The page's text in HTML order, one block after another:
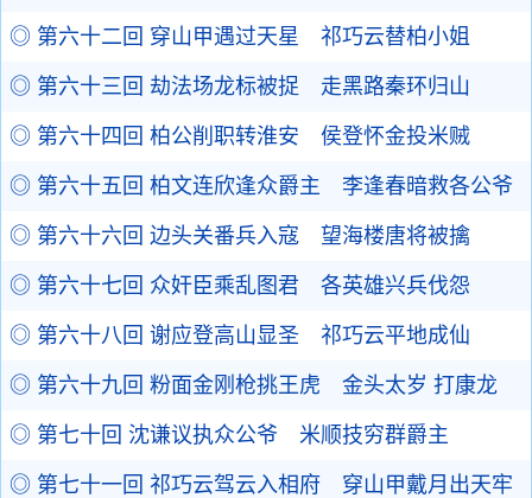
◎ 第六十二回 穿山甲遇过天星 祁巧云替柏小姐
◎ 第六十三回 劫法场龙标被捉 走黑路秦环归山
◎ 第六十四回 柏公削职转淮安 侯登怀金投米贼
◎ 第六十五回 柏文连欣逢众爵主 李逢春暗救各公爷
◎ 第六十六回 边头关番兵入寇 望海楼唐将被擒
◎ 第六十七回 众奸臣乘乱图君 各英雄兴兵伐怨
◎ 第六十八回 谢应登高山显圣 祁巧云平地成仙
◎ 第六十九回 粉面金刚枪挑王虎 金头太岁 打康龙
◎ 第七十回 沈谦议执众公爷 米顺技穷群爵主
◎ 第七十一回 祁巧云驾云入相府 穿山甲戴月出天牢